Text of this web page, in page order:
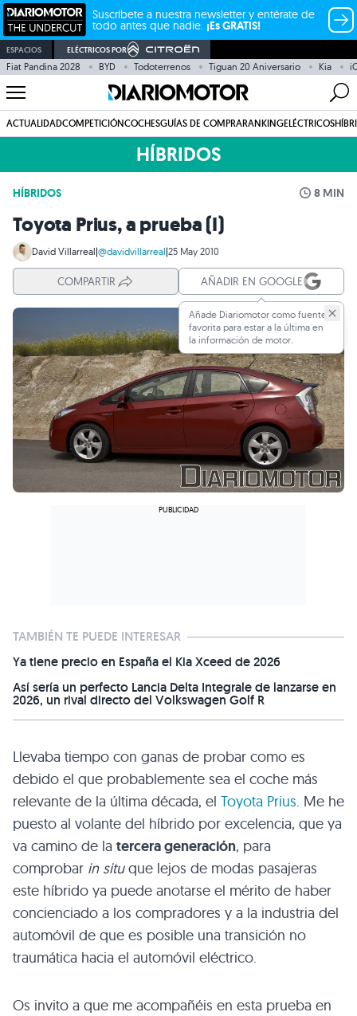
Suscríbete a nuestra newsletter y entérate de
todo antes que nadie. ¡Es GRATIS!
ESPACIOS ELÉCTRICOS POR
Fiat Pandina 2028 BYD Todoterrenos Tiguan 20 Aniversario Kia
ACTUALIDADCOMPETICIÓNCOCHESGUÍAS DE COMPRARANKINGELÉCTRICOS
HÍBRIDOS
HÍBRIDOS 8 MIN
Toyota Prius, a prueba (I)
David Villarreal|@davidvillarreal|25 May 2010
COMPARTIR AÑADIR EN GOOGLE
Añade Diariomotor como fuente
favorita para estar a la última en
la información de motor.
TAMBIÉN TE PUEDE INTERESAR
Ya tiene precio en España el Kia Xceed de 2026
Así sería un perfecto Lancia Delta Integrale de lanzarse en
2026, un rival directo del Volkswagen Golf R
Llevaba tiempo con ganas de probar como es
debido el que probablemente sea el coche más
relevante de la última década, el Toyota Prius. Me he
puesto al volante del híbrido por excelencia, que ya
va camino de la tercera generación, para
comprobar in situque lejos de modas pasajeras
este híbrido ya puede anotarse el mérito de haber
concienciado a los compradores y a la industria del
automóvil de que es posible una transición no
traumática hacia el automóvil eléctrico.
Os invito a que me acompañéis en esta prueba en